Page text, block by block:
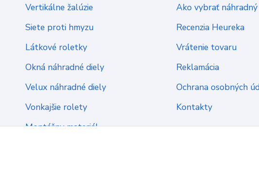
Vertikálne žalúzie
Siete proti hmyzu
Látkové roletky
Okná náhradné diely
Velux náhradné diely
Vonkajšie rolety
Montážny materiál
Ako vybrať
Recenzia Heureka
Vrátenie tovaru
Reklamácia
Ochrana osobných
Kontakty